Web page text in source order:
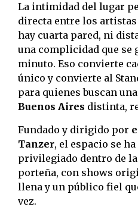
La intimidad del lugar
directa entre los
hay cuarta pared, ni
una complicidad que se
minuto. Eso convierte
único y convierte al
para quienes buscan una
Buenos Aires distinta,
Fundado y dirigido por
Tanzer, el espacio se
privilegiado dentro de
porteña, con shows
llena y un público fiel
vez.